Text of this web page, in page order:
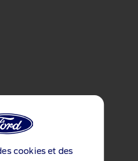
cookies et des